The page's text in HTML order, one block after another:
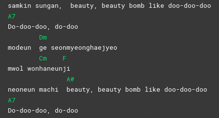
samkin sungan, beauty, beauty bomb like doo-doo-doo
A7
Do-doo-doo, do-doo
modeun
Dm
ge seonmyeonghaejyeo
mwol won
Cm
haneun
F
ji
neoneun machi
A#
beauty, beauty bomb like doo-doo-doo
A7
Do-doo-doo, do-doo